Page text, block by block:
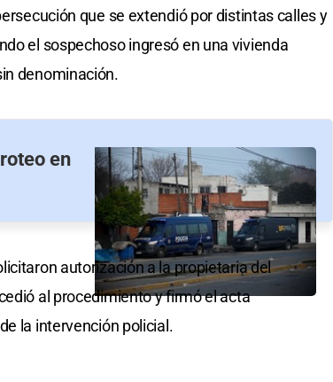
que se extendió por distintas calles y
el sospechoso ingresó en una vivienda
denominación.
en
autorización a la propietaria del
al procedimiento y firmó el acta
la intervención policial.